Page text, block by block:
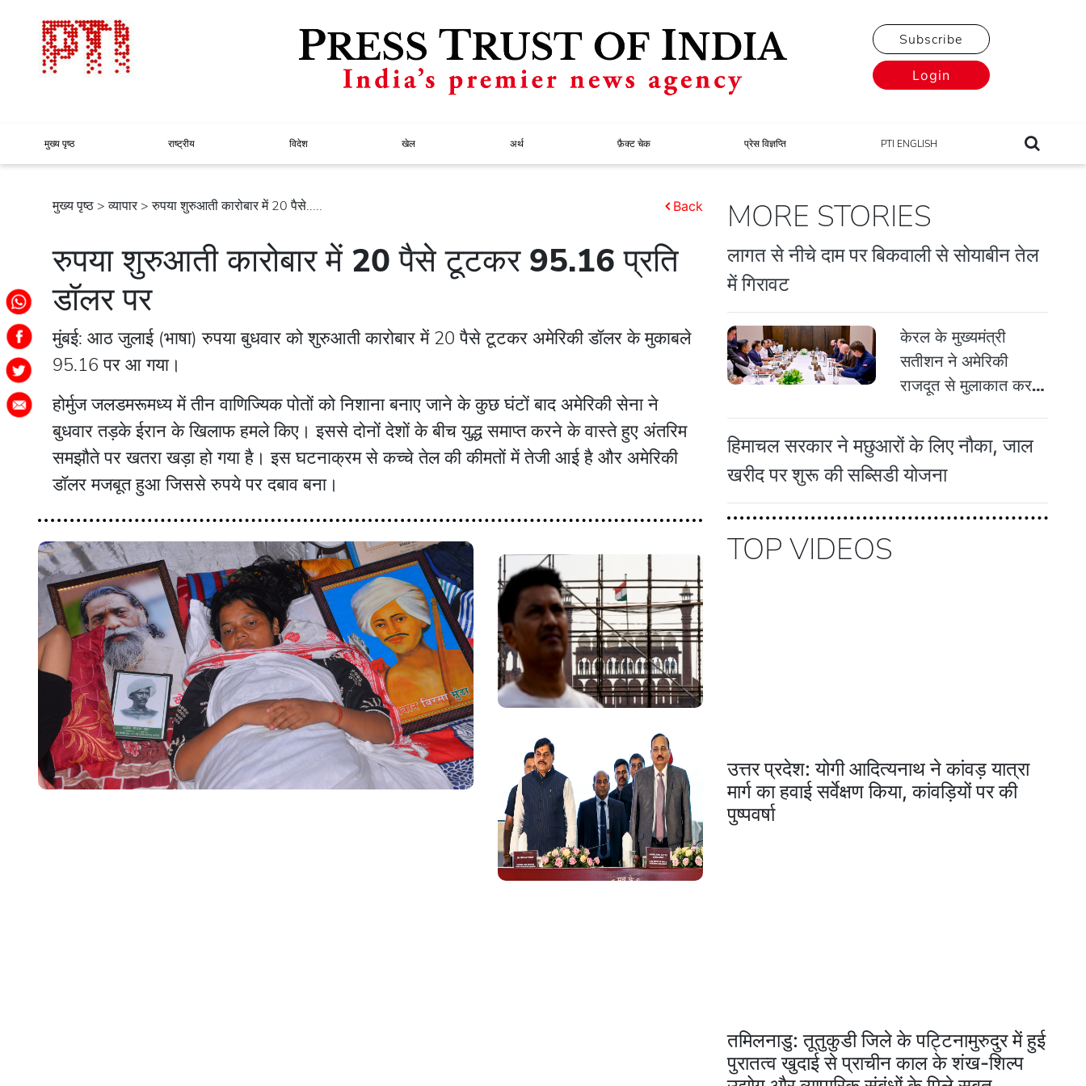
Subscribe
Login
मुख्य पृष्ठ राष्ट्रीय विदेश खेल अर्थ फ़ैक्ट चेक प्रेस विज्ञप्ति PTI ENGLISH
मुख्य पृष्ठ >व्यापार > रुपया शुरुआती कारोबार में 20 पैसे..... Back
रुपया शुरुआती कारोबार में 20 पैसे टूटकर 95.16 प्रति
डॉलर पर
मुंबई: आठ जुलाई (भाषा) रुपया बुधवार को शुरुआती कारोबार में 20 पैसे टूटकर अमेरिकी डॉलर के मुकाबले
95.16 पर आ गया।
होर्मुज जलडमरूमध्य में तीन वाणिज्यिक पोतों को निशाना बनाए जाने के कुछ घंटों बाद अमेरिकी सेना ने
बुधवार तड़के ईरान के खिलाफ हमले किए। इससे दोनों देशों के बीच युद्ध समाप्त करने के वास्ते हुए अंतरिम
समझौते पर खतरा खड़ा हो गया है। इस घटनाक्रम से कच्चे तेल की कीमतों में तेजी आई है और अमेरिकी
डॉलर मजबूत हुआ जिससे रुपये पर दबाव बना।
MORE STORIES
लागत से नीचे दाम पर बिकवाली से सोयाबीन तेल
में गिरावट
केरल के मुख्यमंत्री
सतीशन ने अमेरिकी
राजदूत से मुलाकात कर
हिमाचल सरकार ने मछुआरों के लिए नौका, जाल
खरीद पर शुरू की सब्सिडी योजना
TOP VIDEOS
उत्तर प्रदेश: योगी आदित्यनाथ ने कांवड़ यात्रा
मार्ग का हवाई सर्वेक्षण किया, कांवड़ियों पर की
पुष्पवर्षा
तमिलनाडु: तूतुकुडी जिले के पट्टिनामुरुदुर में हुई
पुरातत्व खुदाई से प्राचीन काल के शंख-शिल्प